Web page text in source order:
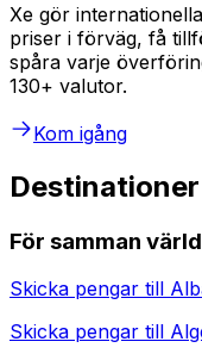
Xe gör
priser i förväg, få
spåra varje
130+ valutor.
Kom igång
För samman
Skicka pengar till
Skicka pengar till